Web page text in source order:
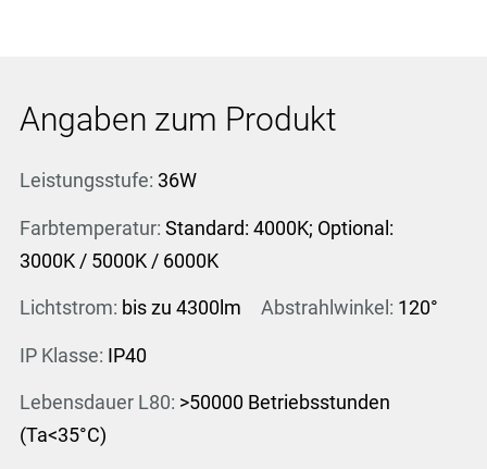
Angaben zum Produkt
Leistungsstufe: 36W
Farbtemperatur: Standard: 4000K; Optional:
3000K / 5000K / 6000K
Lichtstrom: bis zu 4300lm Abstrahlwinkel: 120°
IP Klasse: IP40
Lebensdauer L80: >50000 Betriebsstunden
(Ta<35°C)